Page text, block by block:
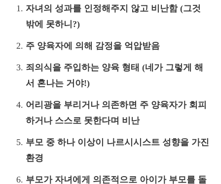
자녀의 성과를 인정해주지 않고 비난함 (그것
밖에 못하니?)
주 양육자에 의해 감정을 억압받음
죄의식을 주입하는 양육 형태 (네가 그렇게 해
서 혼나는 거야!)
어리광을 부리거나 의존하면 주 양육자가 회피
하거나 스스로 못한다며 비난
부모 중 하나 이상이 나르시시스트 성향을 가진
환경
부모가 자녀에게 의존적으로 아이가 부모를 돌